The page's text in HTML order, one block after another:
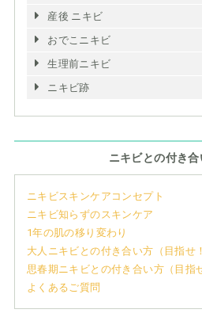
産後 ニキビ
おでこニキビ
生理前ニキビ
ニキビ跡
ニキビとの付き
ニキビスキンケアコンセプト
ニキビ知らずのスキンケア
1年の肌の移り変わり
大人ニキビとの付き合い方（目指せ
思春期ニキビとの付き合い方（目指
よくあるご質問